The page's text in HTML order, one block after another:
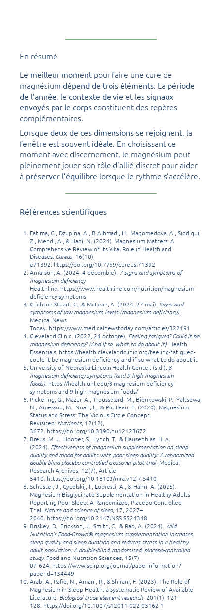
En résumé
Le meilleur moment pour faire une cure de
magnésium dépend de trois éléments. La période
de l’année, le contexte de vie et les signaux
envoyés par le corps constituent des repères
complémentaires.
Lorsque deux de ces dimensions se rejoignent, la
fenêtre est souvent idéale. En choisissant ce
moment avec discernement, le magnésium peut
pleinement jouer son rôle d’allié discret pour aider
à préserver l’équilibre lorsque le rythme s’accélère.
Références scientifiques
Fatima, G., Dzupina, A., B Alhmadi, H., Magomedova, A., Siddiqui,
Z., Mehdi, A., & Hadi, N. (2024). Magnesium Matters: A
Comprehensive Review of Its Vital Role in Health and
Diseases. Cureus, 16(10),
e71392. https://doi.org/10.7759/cureus.71392
Arnarson, A. (2024, 4 décembre). 7 signs and symptoms of
magnesium deficiency.
Healthline. https://www.healthline.com/nutrition/magnesium-
deficiency-symptoms
Crichton-Stuart, C., & McLean, A. (2024, 27 mai). Signs and
symptoms of low magnesium levels (magnesium deficiency)
Medical News
Today. https://www.medicalnewstoday.com/articles/322191
Cleveland Clinic. (2022, 24 octobre). Feeling fatigued? Could it be
magnesium deficiency? (And if so, what to do about it) . Health
Essentials. https://health.clevelandclinic.org/feeling-fatigued-
could-it-be-magnesium-deficiency-and-if-so-what-to-do-about-it
University of Nebraska-Lincoln Health Center. (s.d.). 8
magnesium deficiency symptoms (and 9 high magnesium
foods) https://health.unl.edu/8-magnesium-deficiency-
symptoms-and-9-high-magnesium-foods/
Pickering, G., Mazur, A., Trousselard, M., Bienkowski, P., Yaltsewa,
N., Amessou, M., Noah, L., & Pouteau, E. (2020). Magnesium
Status and Stress: The Vicious Circle Concept
Revisited. Nutrients, 12(12),
3672. https://doi.org/10.3390/nu12123672
Breus, M. J., Hooper, S., Lynch, T., & Hausenblas, H. A.
(2024). Effectiveness of magnesium supplementation on sleep
quality and mood for adults with poor sleep quality: A randomized
double-blind placebo-controlled crossover pilot trial. Medical
Research Archives, 12(7), Article
5410. https://doi.org/10.18103/mra.v12i7.5410
Schuster, J., Cycelskij, I., Lopresti, A., & Hahn, A. (2025).
Magnesium Bisglycinate Supplementation in Healthy Adults
Reporting Poor Sleep: A Randomized, Placebo-Controlled
Trial. Nature and science of sleep, 17, 2027–
2040. https://doi.org/10.2147/NSS.S524348
Briskey, D., Erickson, J., Smith, C., & Rao, A. (2024). Wild
Nutrition’s Food-Grown® magnesium supplementation increases
sleep quality and sleep duration and reduces stress in a healthy
adult population: A double-blind, randomised, placebo-controlled
study. Food and Nutrition Sciences, 15(7),
07‑624. https://www.scirp.org/journal/paperinformation?
paperid=134449
Arab, A., Rafie, N., Amani, R., & Shirani, F. (2023). The Role of
Magnesium in Sleep Health: a Systematic Review of Available
Literature. Biological trace element research , 201(1), 121–
128. https://doi.org/10.1007/s12011-022-03162-1